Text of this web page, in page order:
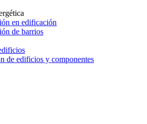
en edificación
de barrios
de edificios y componentes